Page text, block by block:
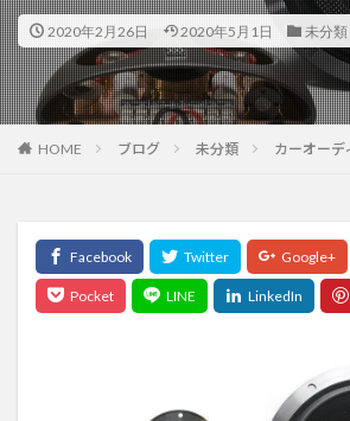
2020年2月26日 2020年5月1日 未分類
HOME ブログ 未分類 カーオーデ